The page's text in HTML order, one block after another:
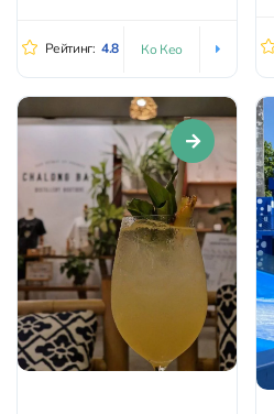
Рейтинг: 4.8 Ко Кео